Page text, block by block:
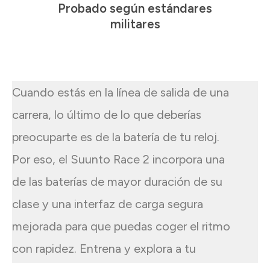
Probado según estándares
militares
Cuando estás en la línea de salida de una
carrera, lo último de lo que deberías
preocuparte es de la batería de tu reloj.
Por eso, el Suunto Race 2 incorpora una
de las baterías de mayor duración de su
clase y una interfaz de carga segura
mejorada para que puedas coger el ritmo
con rapidez. Entrena y explora a tu